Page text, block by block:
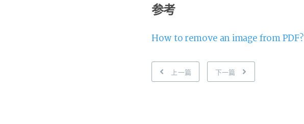
参考
How to remove an image from PDF?
上一篇 下一篇